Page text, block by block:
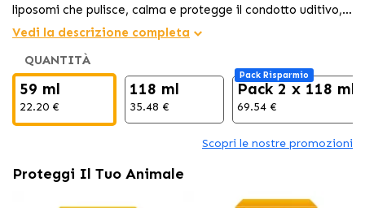
liposomi che pulisce, calma e protegge il condotto uditivo,
ideale per l’igiene quotidiana o come supporto nei
Vedi la descrizione completa
QUANTITÀ
59 ml
22.20 €
118 ml
35.48 €
Pack Risparmio
Pack 2 x 118 ml
69.54 €
Scopri le nostre promozioni
Proteggi Il Tuo Animale